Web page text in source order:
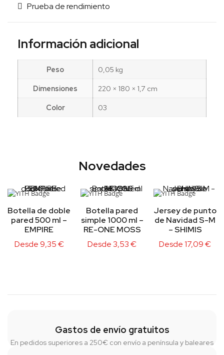
Prueba de rendimiento
Información adicional
Peso
0,05 kg
Dimensiones
220 × 180 × 1,7 cm
Color
03
Novedades
Botella de doble
pared 500 ml –
EMPIRE
Desde9,35€
Botella pared
simple 1000 ml –
RE-ONE MOSS
Desde3,53€
Jersey de punto
de Navidad S-M
– SHIMIS
Desde17,09€
Gastos de envío gratuitos
En pedidos superiores a 250€ con envío a península y baleares